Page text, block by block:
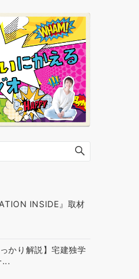
INSIDE』取材
かり解説】宅建独学
...